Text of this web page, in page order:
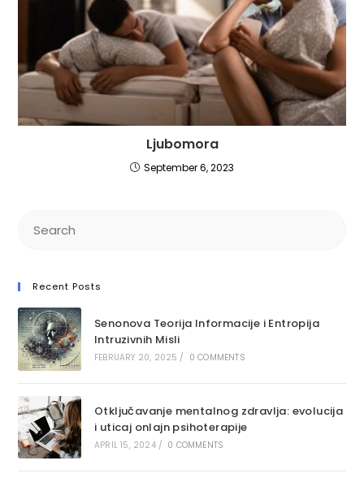
Ljubomora
September 6, 2023
Recent Posts
Senonova Teorija Informacije i Entropija
Intruzivnih Misli
FEBRUARY 20, 2025 / 0 COMMENTS
Otključavanje mentalnog zdravlja: ​​evolucija
i uticaj onlajn psihoterapije
APRIL 15, 2024 / 0 COMMENTS